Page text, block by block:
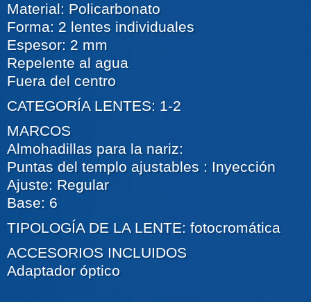
Material: Policarbonato
Forma: 2 lentes individuales
Espesor: 2 mm
Repelente al agua
Fuera del centro
CATEGORÍA LENTES: 1-2
MARCOS
Almohadillas para la nariz:
Puntas del templo ajustables : Inyección
Ajuste: Regular
Base: 6
TIPOLOGÍA DE LA LENTE: fotocromática
ACCESORIOS INCLUIDOS
Adaptador óptico